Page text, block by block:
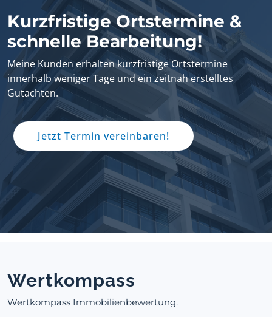
Kurzfristige Ortstermine &
schnelle Bearbeitung!
Meine Kunden erhalten kurzfristige Ortstermine
innerhalb weniger Tage und ein zeitnah erstelltes
Gutachten.
Jetzt Termin vereinbaren!
Wertkompass
Wertkompass Immobilienbewertung.